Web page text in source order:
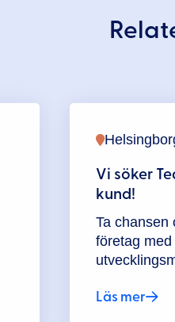
Vi söker
kund!
Ta chansen
företag
Läs mer